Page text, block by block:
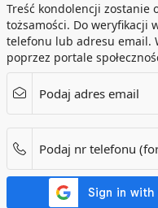
Treść kondolencji zostanie
tożsamości. Do weryfikacji
telefonu lub adresu email.
poprzez portale
Podaj adres email